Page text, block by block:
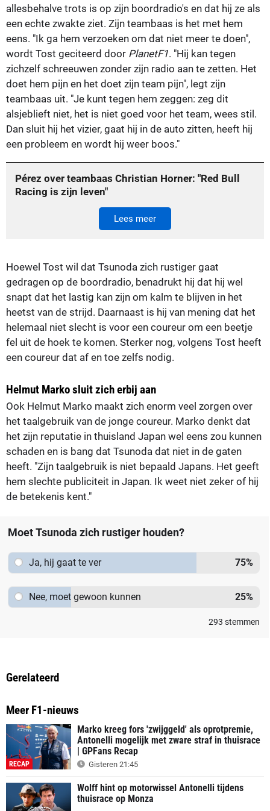
allesbehalve trots is op zijn boordradio's en dat hij ze als
een echte zwakte ziet. Zijn teambaas is het met hem
eens. "Ik ga hem verzoeken om dat niet meer te doen",
wordt Tost geciteerd door PlanetF1. "Hij kan tegen
zichzelf schreeuwen zonder zijn radio aan te zetten. Het
doet hem pijn en het doet zijn team pijn", legt zijn
teambaas uit. "Je kunt tegen hem zeggen: zeg dit
alsjeblieft niet, het is niet goed voor het team, wees stil.
Dan sluit hij het vizier, gaat hij in de auto zitten, heeft hij
een probleem en wordt hij weer boos."
Pérez over teambaas Christian Horner: "Red Bull
Racing is zijn leven"
Lees meer
Hoewel Tost wil dat Tsunoda zich rustiger gaat
gedragen op de boordradio, benadrukt hij dat hij wel
snapt dat het lastig kan zijn om kalm te blijven in het
heetst van de strijd. Daarnaast is hij van mening dat het
helemaal niet slecht is voor een coureur om een beetje
fel uit de hoek te komen. Sterker nog, volgens Tost heeft
een coureur dat af en toe zelfs nodig.
Helmut Marko sluit zich erbij aan
Ook Helmut Marko maakt zich enorm veel zorgen over
het taalgebruik van de jonge coureur. Marko denkt dat
het zijn reputatie in thuisland Japan wel eens zou kunnen
schaden en is bang dat Tsunoda dat niet in de gaten
heeft. "Zijn taalgebruik is niet bepaald Japans. Het geeft
hem slechte publiciteit in Japan. Ik weet niet zeker of hij
de betekenis kent."
Moet Tsunoda zich rustiger houden?
Ja, hij gaat te ver 75%
Nee, moet gewoon kunnen 25%
293 stemmen
Gerelateerd
Meer F1-nieuws
RECAP
Marko kreeg fors 'zwijggeld' als oprotpremie,
Antonelli mogelijk met zware straf in thuisrace
| GPFans Recap
Gisteren 21:45
Wolff hint op motorwissel Antonelli tijdens
thuisrace op Monza